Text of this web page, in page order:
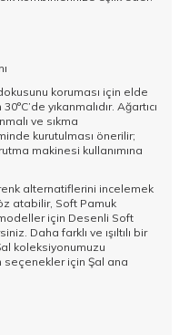
koruması için elde
yıkanmalıdır. Ağartıcı
ve sıkma
kurutulması önerilir;
makinesi kullanımına
alternatiflerini incelemek
atabilir, Soft Pamuk
için Desenli Soft
Daha farklı ve ışıltılı bir
koleksiyonumuzu
seçenekler için Şal ana